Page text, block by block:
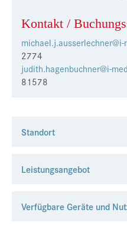
Kontakt /
2774
judith.hagenbuchner@i-
81578
Standort
Leistungsangebot
Verfügbare Geräte und